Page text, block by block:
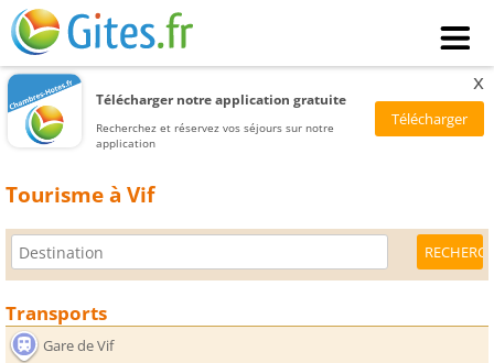
Télécharger notre application gratuite
Recherchez et réservez vos séjours sur notre
application
x
Tourisme à Vif
Transports
Gare de Vif